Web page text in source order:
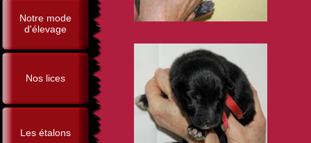
Notre mode
d'élevage
Nos lices
Les étalons